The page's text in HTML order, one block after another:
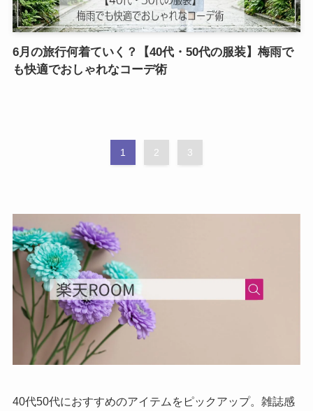
6月の旅行何着ていく？【40代・50代の服装】梅雨で
も快適でおしゃれなコーデ術
1 2 3
40代50代におすすめのアイテムをピックアップ。雑誌感